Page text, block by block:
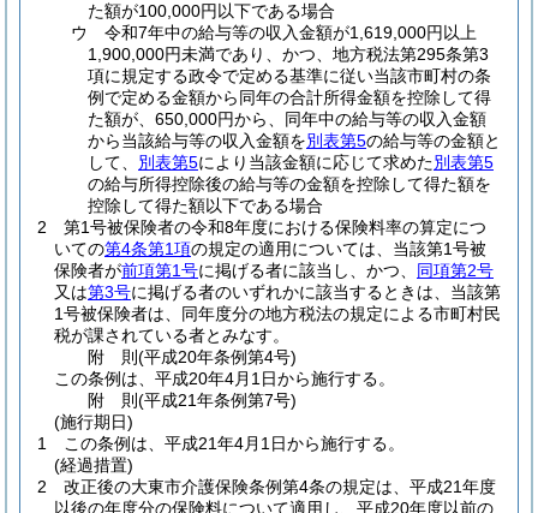
た額が100,000円以下である場合
ウ
令和7年中の給与等の収入金額が1,619,000円以上
1,900,000円未満であり、かつ、地方税法第295条第3
項に規定する政令で定める基準に従い当該市町村の条
例で定める金額から同年の合計所得金額を控除して得
た額が、650,000円から、同年中の給与等の収入金額
から当該給与等の収入金額を別表第5の給与等の金額と
して、 別表第5により当該金額に応じて求めた別表第5
の給与所得控除後の給与等の金額を控除して得た額を
控除して得た額以下である場合
2
第1号被保険者の令和8年度における保険料率の算定につ
いての第4条第1項の規定の適用については、当該第1号被
保険者が前項第1号に掲げる者に該当し、かつ、 同項第2号
又は第3号に掲げる者のいずれかに該当するときは、当該第
1号被保険者は、同年度分の地方税法の規定による市町村民
税が課されている者とみなす。
附 則(平成20年条例第4号)
この条例は、平成20年4月1日から施行する。
附 則(平成21年条例第7号)
(施行期日)
1
この条例は、平成21年4月1日から施行する。
(経過措置)
2
改正後の大東市介護保険条例第4条の規定は、平成21年度
以後の年度分の保険料について適用し、平成20年度以前の